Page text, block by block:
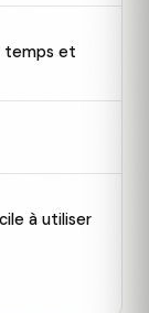
temps et
à utiliser